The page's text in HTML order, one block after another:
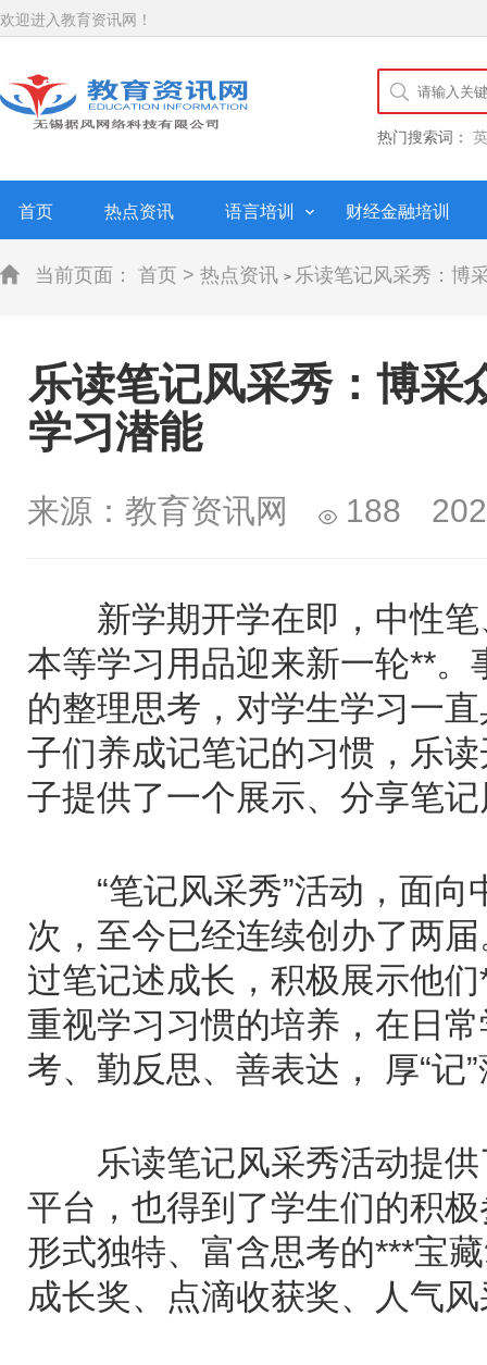
欢迎进入教育资讯网！
热门搜索词：
首页 热点资讯 语言培训 财经金融培训
当前页面： 首页 > 热点资讯 > 乐读笔记风采秀：博
乐读笔记风采秀：博采
学习潜能
来源：教育资讯网 188
新学期开学在即，中性笔
本等学习用品迎来新一轮**
的整理思考，对学生学习一
子们养成记笔记的习惯，乐
子提供了一个展示、分享笔
“笔记风采秀”活动，面向
次，至今已经连续创办了两
过笔记述成长，积极展示他
重视学习习惯的培养，在日
考、勤反思、善表达， 厚“记
乐读笔记风采秀活动提供
平台，也得到了学生们的积
形式独特、富含思考的***宝
成长奖、点滴收获奖、人气